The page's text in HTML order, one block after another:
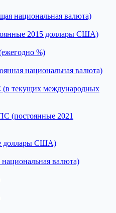
национальная валюта)
2015 доллары США)
%)
национальная валюта)
текущих международных
(постоянные 2021
доллары США)
валюта)